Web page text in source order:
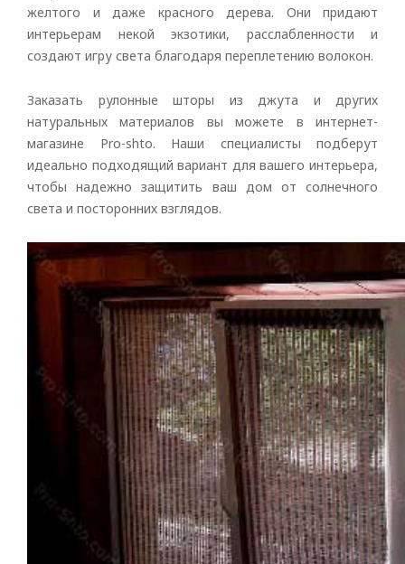
желтого и даже красного дерева. Они придают
интерьерам некой экзотики, расслабленности и
создают игру света благодаря переплетению волокон.
Заказать рулонные шторы из джута и других
натуральных материалов вы можете в интернет-
магазине Pro-shto. Наши специалисты подберут
идеально подходящий вариант для вашего интерьера,
чтобы надежно защитить ваш дом от солнечного
света и посторонних взглядов.